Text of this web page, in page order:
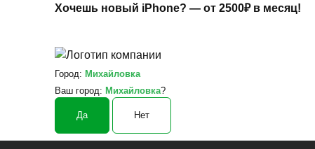
Хочешь новый iPhone? — от 2500₽ в месяц!
Город: Михайловка
Ваш город: Михайловка?
Да Нет